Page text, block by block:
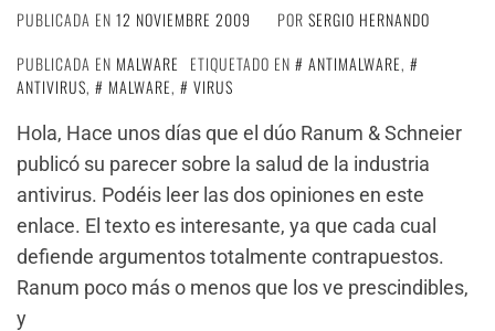
PUBLICADA EN 12 NOVIEMBRE 2009 POR SERGIO HERNANDO
PUBLICADA EN MALWARE ETIQUETADO EN ANTIMALWARE,
ANTIVIRUS, MALWARE,
VIRUS
Hola, Hace unos días que el dúo Ranum & Schneier
publicó su parecer sobre la salud de la industria
antivirus. Podéis leer las dos opiniones en este
enlace. El texto es interesante, ya que cada cual
defiende argumentos totalmente contrapuestos.
Ranum poco más o menos que los ve prescindibles,
y